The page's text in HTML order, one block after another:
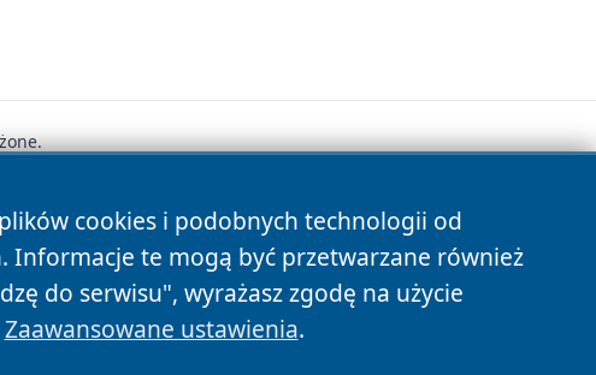
cookies i podobnych technologii od
Informacje te mogą być przetwarzane również
do serwisu", wyrażasz zgodę na użycie
Zaawansowane ustawienia.